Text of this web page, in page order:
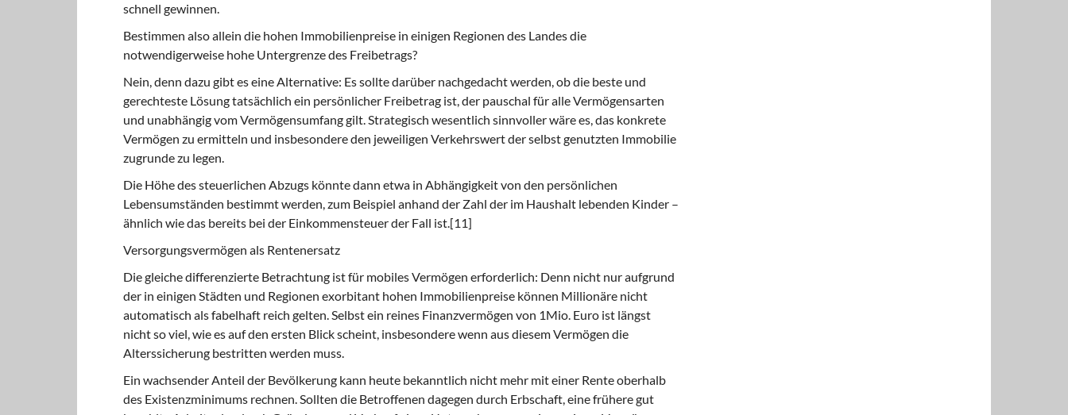
schnell gewinnen.
Bestimmen also allein die hohen Immobilienpreise in einigen Regionen des Landes die
notwendigerweise hohe Untergrenze des Freibetrags?
Nein, denn dazu gibt es eine Alternative: Es sollte darüber nachgedacht werden, ob die beste und
gerechteste Lösung tatsächlich ein persönlicher Freibetrag ist, der pauschal für alle Vermögensarten
und unabhängig vom Vermögensumfang gilt. Strategisch wesentlich sinnvoller wäre es, das konkrete
Vermögen zu ermitteln und insbesondere den jeweiligen Verkehrswert der selbst genutzten Immobilie
zugrunde zu legen.
Die Höhe des steuerlichen Abzugs könnte dann etwa in Abhängigkeit von den persönlichen
Lebensumständen bestimmt werden, zum Beispiel anhand der Zahl der im Haushalt lebenden Kinder –
ähnlich wie das bereits bei der Einkommensteuer der Fall ist.[11]
Versorgungsvermögen als Rentenersatz
Die gleiche differenzierte Betrachtung ist für mobiles Vermögen erforderlich: Denn nicht nur aufgrund
der in einigen Städten und Regionen exorbitant hohen Immobilienpreise können Millionäre nicht
automatisch als fabelhaft reich gelten. Selbst ein reines Finanzvermögen von 1Mio. Euro ist längst
nicht so viel, wie es auf den ersten Blick scheint, insbesondere wenn aus diesem Vermögen die
Alterssicherung bestritten werden muss.
Ein wachsender Anteil der Bevölkerung kann heute bekanntlich nicht mehr mit einer Rente oberhalb
des Existenzminimums rechnen. Sollten die Betroffenen dagegen durch Erbschaft, eine frühere gut